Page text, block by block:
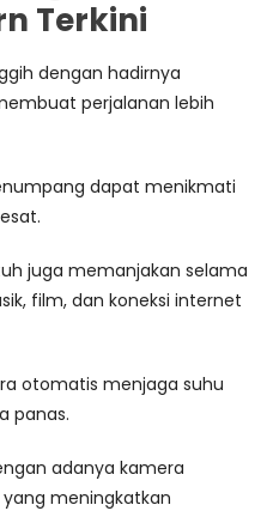
Terkini
dengan hadirnya
perjalanan lebih
dapat menikmati
juga memanjakan selama
film, dan koneksi internet
otomatis menjaga suhu
panas.
adanya kamera
meningkatkan